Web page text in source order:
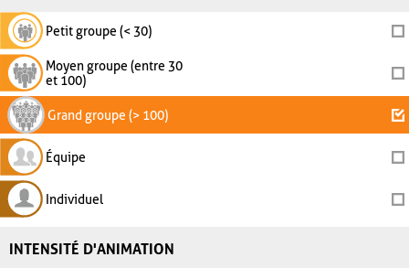
Petit groupe (< 30)
Moyen groupe (entre 30
et 100)
Grand groupe (> 100)
Équipe
Individuel
INTENSITÉ D'ANIMATION